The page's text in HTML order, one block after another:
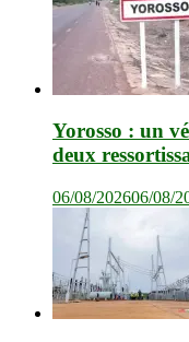
Yorosso : un
deux
06/08/202606/08/